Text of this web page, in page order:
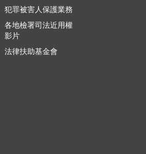
犯罪被害人保護業務
各地檢署司法近用權
影片
法律扶助基金會